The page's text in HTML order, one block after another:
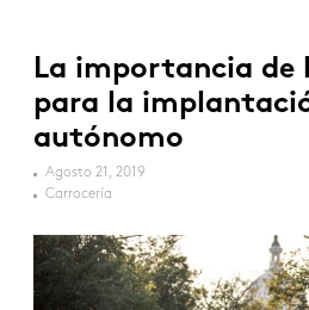
La importancia de
para la
autónomo
Agosto 21, 2019
Carrocería